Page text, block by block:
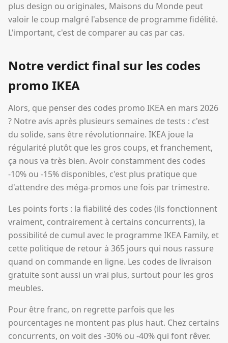
plus design ou originales, Maisons du Monde peut
valoir le coup malgré l'absence de programme fidélité.
L'important, c'est de comparer au cas par cas.
Notre verdict final sur les codes
promo IKEA
Alors, que penser des codes promo IKEA en mars 2026
? Notre avis après plusieurs semaines de tests : c'est
du solide, sans être révolutionnaire. IKEA joue la
régularité plutôt que les gros coups, et franchement,
ça nous va très bien. Avoir constamment des codes
-10% ou -15% disponibles, c'est plus pratique que
d'attendre des méga-promos une fois par trimestre.
Les points forts : la fiabilité des codes (ils fonctionnent
vraiment, contrairement à certains concurrents), la
possibilité de cumul avec le programme IKEA Family, et
cette politique de retour à 365 jours qui nous rassure
quand on commande en ligne. Les codes de livraison
gratuite sont aussi un vrai plus, surtout pour les gros
meubles.
Pour être franc, on regrette parfois que les
pourcentages ne montent pas plus haut. Chez certains
concurrents, on voit des -30% ou -40% qui font rêver.